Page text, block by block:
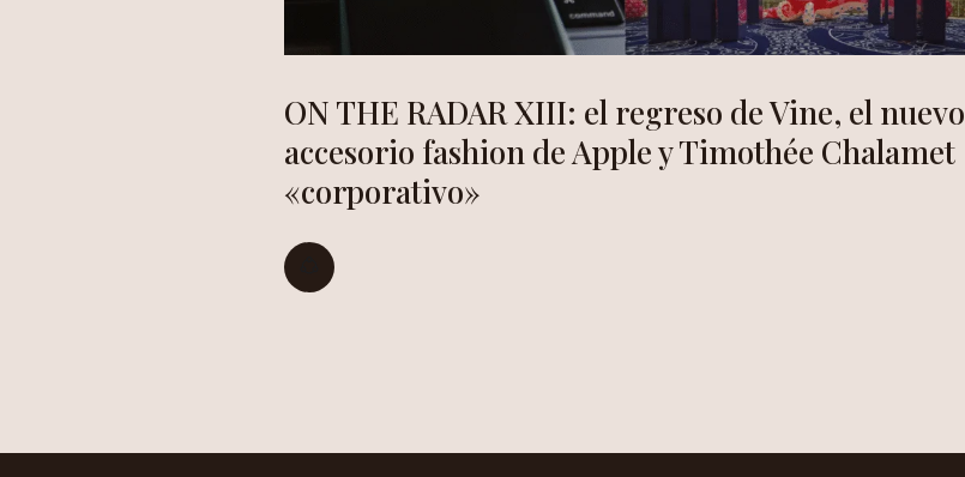
ON THE RADAR XIII: el regreso de Vine, el nuevo
accesorio fashion de Apple y Timothée Chalamet
«corporativo»